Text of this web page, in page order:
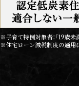
※子育て特例対象者：「19歳
※住宅ローン減税制度の適用